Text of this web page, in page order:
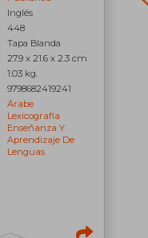
Inglés
448
Tapa Blanda
27.9 x 21.6 x 2.3 cm
1.03 kg.
9798682419241
Árabe
Lexicografía
Enseñanza Y
Aprendizaje De
Lenguas